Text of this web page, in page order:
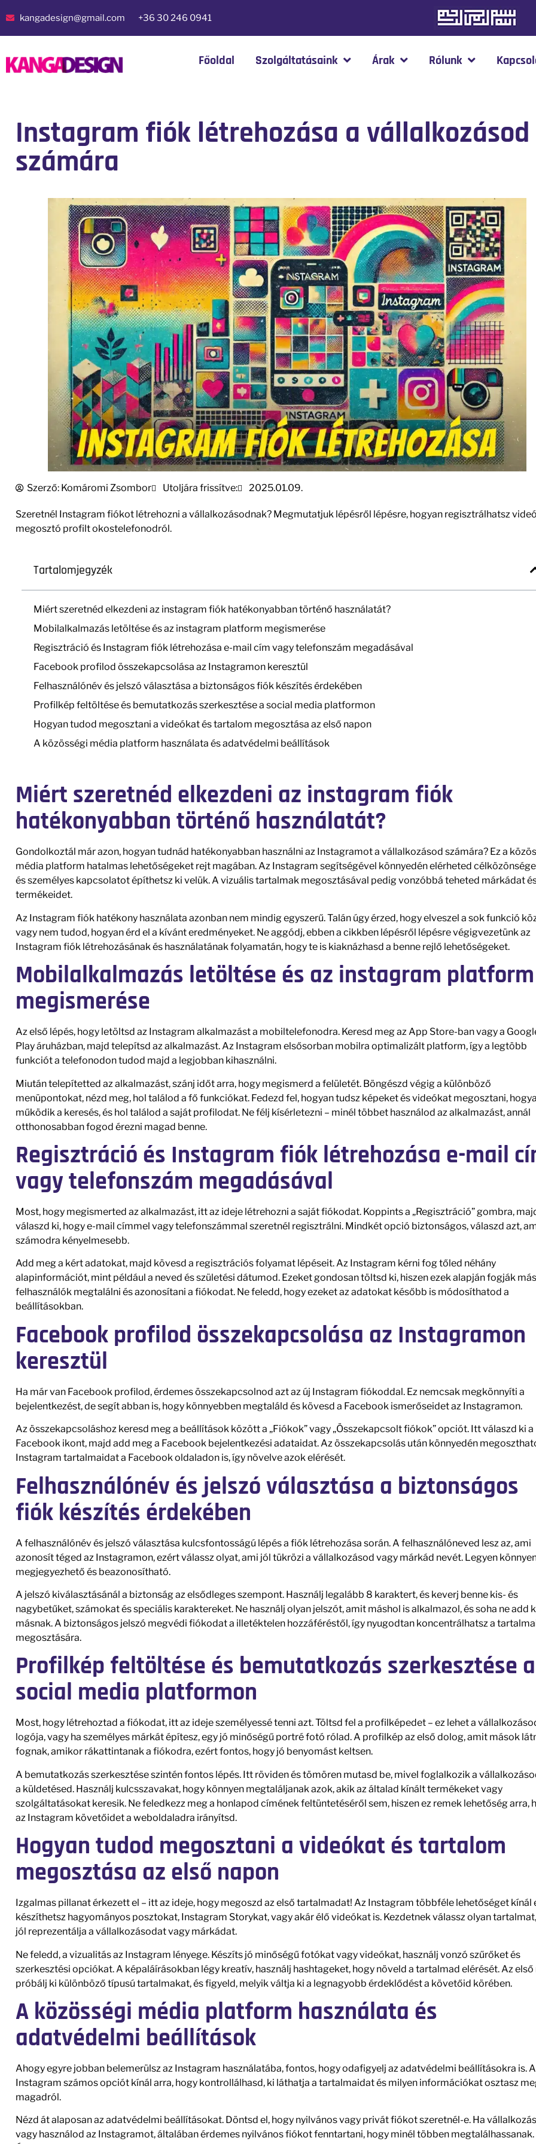
kangadesign@gmail.com +36 30 246 0941
Főoldal Szolgáltatásaink Árak Rólunk
Instagram fiók létrehozása a vállalkozásod
számára
Szerző: Komáromi Zsombor Utoljára frissítve: 2025.01.09.
Szeretnél Instagram fiókot létrehozni a vállalkozásodnak? Megmutatjuk lépésről lépésre, hogyan regisztrálhatsz
megosztó profilt okostelefonodról.
Tartalomjegyzék
Miért szeretnéd elkezdeni az instagram fiók hatékonyabban történő használatát?
Mobilalkalmazás letöltése és az instagram platform megismerése
Regisztráció és Instagram fiók létrehozása e-mail cím vagy telefonszám megadásával
Facebook profilod összekapcsolása az Instagramon keresztül
Felhasználónév és jelszó választása a biztonságos fiók készítés érdekében
Profilkép feltöltése és bemutatkozás szerkesztése a social media platformon
Hogyan tudod megosztani a videókat és tartalom megosztása az első napon
A közösségi média platform használata és adatvédelmi beállítások
Miért szeretnéd elkezdeni az instagram fiók
hatékonyabban történő használatát?
Gondolkoztál már azon, hogyan tudnád hatékonyabban használni az Instagramot a vállalkozásod számára? Ez a
média platform hatalmas lehetőségeket rejt magában. Az Instagram segítségével könnyedén elérheted
és személyes kapcsolatot építhetsz ki velük. A vizuális tartalmak megosztásával pedig vonzóbbá teheted márkádat
termékeidet.
Az Instagram fiók hatékony használata azonban nem mindig egyszerű. Talán úgy érzed, hogy elveszel a sok funkció
vagy nem tudod, hogyan érd el a kívánt eredményeket. Ne aggódj, ebben a cikkben lépésről lépésre végigvezetünk az
Instagram fiók létrehozásának és használatának folyamatán, hogy te is kiaknázhasd a benne rejlő lehetőségeket.
Mobilalkalmazás letöltése és az instagram platform
megismerése
Az első lépés, hogy letöltsd az Instagram alkalmazást a mobiltelefonodra. Keresd meg az App Store-ban vagy a
Play áruházban, majd telepítsd az alkalmazást. Az Instagram elsősorban mobilra optimalizált platform, így a legtöbb
funkciót a telefonodon tudod majd a legjobban kihasználni.
Miután telepítetted az alkalmazást, szánj időt arra, hogy megismerd a felületét. Böngészd végig a különböző
menüpontokat, nézd meg, hol találod a fő funkciókat. Fedezd fel, hogyan tudsz képeket és videókat megosztani,
működik a keresés, és hol találod a saját profilodat. Ne félj kísérletezni – minél többet használod az alkalmazást, annál
otthonosabban fogod érezni magad benne.
Regisztráció és Instagram fiók létrehozása e-mail
vagy telefonszám megadásával
Most, hogy megismerted az alkalmazást, itt az ideje létrehozni a saját fiókodat. Koppints a „Regisztráció” gombra,
válaszd ki, hogy e-mail címmel vagy telefonszámmal szeretnél regisztrálni. Mindkét opció biztonságos, válaszd azt,
számodra kényelmesebb.
Add meg a kért adatokat, majd kövesd a regisztrációs folyamat lépéseit. Az Instagram kérni fog tőled néhány
alapinformációt, mint például a neved és születési dátumod. Ezeket gondosan töltsd ki, hiszen ezek alapján fogják más
felhasználók megtalálni és azonosítani a fiókodat. Ne feledd, hogy ezeket az adatokat később is módosíthatod a
beállításokban.
Facebook profilod összekapcsolása az Instagramon
keresztül
Ha már van Facebook profilod, érdemes összekapcsolnod azt az új Instagram fiókoddal. Ez nemcsak megkönnyíti a
bejelentkezést, de segít abban is, hogy könnyebben megtaláld és kövesd a Facebook ismerőseidet az Instagramon.
Az összekapcsoláshoz keresd meg a beállítások között a „Fiókok” vagy „Összekapcsolt fiókok” opciót. Itt válaszd ki a
Facebook ikont, majd add meg a Facebook bejelentkezési adataidat. Az összekapcsolás után könnyedén
Instagram tartalmaidat a Facebook oldaladon is, így növelve azok elérését.
Felhasználónév és jelszó választása a biztonságos
fiók készítés érdekében
A felhasználónév és jelszó választása kulcsfontosságú lépés a fiók létrehozása során. A felhasználóneved lesz az, ami
azonosít téged az Instagramon, ezért válassz olyat, ami jól tükrözi a vállalkozásod vagy márkád nevét. Legyen
megjegyezhető és beazonosítható.
A jelszó kiválasztásánál a biztonság az elsődleges szempont. Használj legalább 8 karaktert, és keverj benne kis- és
nagybetűket, számokat és speciális karaktereket. Ne használj olyan jelszót, amit máshol is alkalmazol, és soha ne add
másnak. A biztonságos jelszó megvédi fiókodat a illetéktelen hozzáféréstől, így nyugodtan koncentrálhatsz a
megosztására.
Profilkép feltöltése és bemutatkozás szerkesztése a
social media platformon
Most, hogy létrehoztad a fiókodat, itt az ideje személyessé tenni azt. Töltsd fel a profilképedet – ez lehet a
logója, vagy ha személyes márkát építesz, egy jó minőségű portré fotó rólad. A profilkép az első dolog, amit mások
fognak, amikor rákattintanak a fiókodra, ezért fontos, hogy jó benyomást keltsen.
A bemutatkozás szerkesztése szintén fontos lépés. Itt röviden és tömören mutasd be, mivel foglalkozik a
a küldetésed. Használj kulcsszavakat, hogy könnyen megtaláljanak azok, akik az általad kínált termékeket vagy
szolgáltatásokat keresik. Ne feledkezz meg a honlapod címének feltüntetéséről sem, hiszen ez remek lehetőség arra,
az Instagram követőidet a weboldaladra irányítsd.
Hogyan tudod megosztani a videókat és tartalom
megosztása az első napon
Izgalmas pillanat érkezett el – itt az ideje, hogy megoszd az első tartalmadat! Az Instagram többféle lehetőséget kínál
készíthetsz hagyományos posztokat, Instagram Storykat, vagy akár élő videókat is. Kezdetnek válassz olyan
jól reprezentálja a vállalkozásodat vagy márkádat.
Ne feledd, a vizualitás az Instagram lényege. Készíts jó minőségű fotókat vagy videókat, használj vonzó szűrőket és
szerkesztési opciókat. A képaláírásokban légy kreatív, használj hashtageket, hogy növeld a tartalmad elérését. Az első
próbálj ki különböző típusú tartalmakat, és figyeld, melyik váltja ki a legnagyobb érdeklődést a követőid körében.
A közösségi média platform használata és
adatvédelmi beállítások
Ahogy egyre jobban belemerülsz az Instagram használatába, fontos, hogy odafigyelj az adatvédelmi beállításokra is.
Instagram számos opciót kínál arra, hogy kontrollálhasd, ki láthatja a tartalmaidat és milyen információkat osztasz
magadról.
Nézd át alaposan az adatvédelmi beállításokat. Döntsd el, hogy nyilvános vagy privát fiókot szeretnél-e. Ha
vagy használod az Instagramot, általában érdemes nyilvános fiókot fenntartani, hogy minél többen megtalálhassanak.